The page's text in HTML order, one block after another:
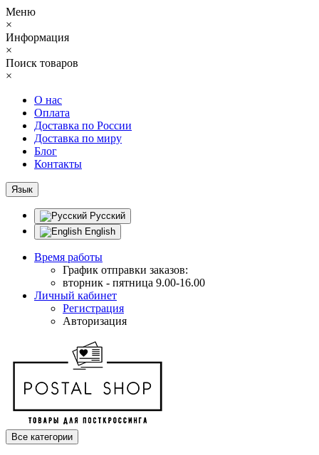
Меню
×
Информация
×
Поиск товаров
×
О нас
Оплата
Доставка по России
Доставка по миру
Блог
Контакты
Язык
Русский
English
Время работы
График отправки заказов:
вторник - пятница 9.00-16.00
Личный кабинет
Регистрация
Авторизация
Все категории